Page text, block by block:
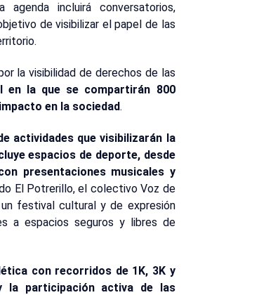
incluirá conversatorios,
de visibilizar el papel de las
la visibilidad de derechos de las
en la que se compartirán 800
en la sociedad.
actividades que visibilizarán la
espacios de deporte, desde
presentaciones musicales y
El Potrerillo, el colectivo Voz de
un festival cultural y de expresión
a espacios seguros y libres de
con recorridos de 1K, 3K y
la participación activa de las